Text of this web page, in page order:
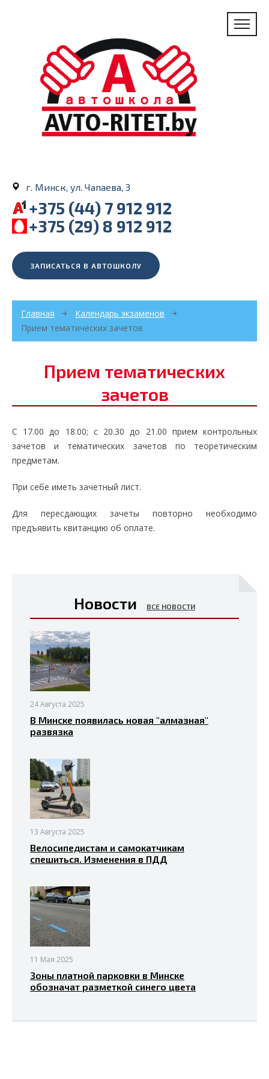
г. Минск, ул. Чапаева, 3
+375 (44) 7 912 912
+375 (29) 8 912 912
ЗАПИСАТЬСЯ В АВТОШКОЛУ
Главная
Календарь экзаменов
Прием тематических зачетов
Прием тематических
зачетов
С 17.00 до 18.00; с 20.30 до 21.00 прием контрольных
зачетов и тематических зачетов по теоретическим
предметам.
При себе иметь зачетный лист.
Для пересдающих зачеты повторно необходимо
предъявить квитанцию об оплате.
Новости ВСЕ НОВОСТИ
24 Августа 2025
В Минске появилась новая "алмазная"
развязка
13 Августа 2025
Велосипедистам и самокатчикам
спешиться. Изменения в ПДД
11 Мая 2025
Зоны платной парковки в Минске
обозначат разметкой синего цвета